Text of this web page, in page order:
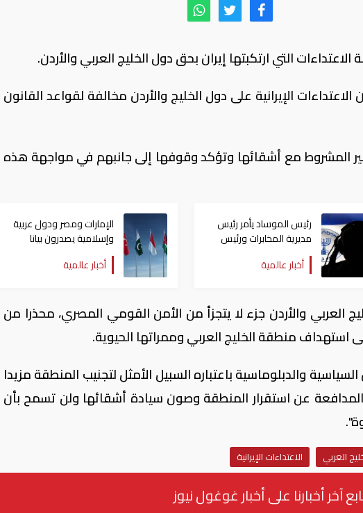
التي ارتكبتها إيران بحق دول الخليج العربي والأردن.
الإيرانية على دول الخليج والأردن مخالفة لقواعد القانون
المشروط مع أشقائها وتؤكد وقوفها إلى جانبهم في مواجهة هذه
رئيس الموساد يأمر رئيس
مديرية المخابرات ورئيس
قسم إيران بالاستقالة
أخبار عالمية
الإمارات ومصر ودول عربية
وإسلامية يصدرون بيانا
مشتركا بشأن الانتهاكات
الإسرائيلية في غزة
أخبار عالمية
والأردن جزء لا يتجزأ من الأمن القومي المصري، محذرا من
استهداف منطقة الخليج العربي وممراتها الحيوية.
والدبلوماسية باعتباره السبيل الأمثل لتجنيب المنطقة مزيدا
عن استقرار المنطقة وصون سيادة أشقائها ولن تسمح بأن
العربي الاعتداءات الإيرانية
آخر أخبارنا على أخبار غوغول نيوز